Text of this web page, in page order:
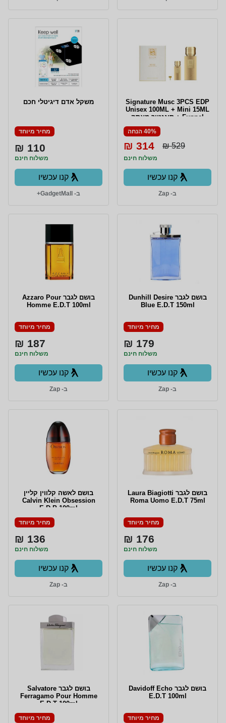
Signature Musc 3PCS EDP
Unisex 100ML + Mini 15ML
+ Funnel סיגנטור מאסק
מארז 3 חלקים אדפ יוניסקס
100 מ"ל + בושם מוקטן 15
40% הנחה
529 ₪
314 ₪
משלוח חינם
קנו עכשיו
ב- Zap
משקל אדם דיגיטלי חכם
מחיר מיוחד
110 ₪
משלוח חינם
קנו עכשיו
ב- GadgetMall+
בושם לגבר Dunhill Desire
Blue E.D.T 150ml
מחיר מיוחד
179 ₪
משלוח חינם
קנו עכשיו
ב- Zap
בושם לגבר Azzaro Pour
Homme E.D.T 100ml
מחיר מיוחד
187 ₪
משלוח חינם
קנו עכשיו
ב- Zap
בושם לגבר Laura Biagiotti
Roma Uomo E.D.T 75ml
מחיר מיוחד
176 ₪
משלוח חינם
קנו עכשיו
ב- Zap
בושם לאשה קלווין קליין
Calvin Klein Obsession
E.D.P 100ml
מחיר מיוחד
136 ₪
משלוח חינם
קנו עכשיו
ב- Zap
בושם לגבר Davidoff Echo
E.D.T 100ml
מחיר מיוחד
בושם לגבר Salvatore
Ferragamo Pour Homme
E.D.T 100ml
מחיר מיוחד